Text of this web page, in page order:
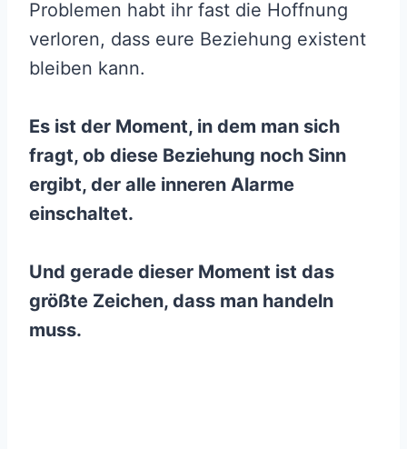
Problemen habt ihr fast die Hoffnung
verloren, dass eure Beziehung existent
bleiben kann.
Es ist der Moment, in dem man sich
fragt, ob diese Beziehung noch Sinn
ergibt, der alle inneren Alarme
einschaltet.
Und gerade dieser Moment ist das
größte Zeichen, dass man handeln
muss.